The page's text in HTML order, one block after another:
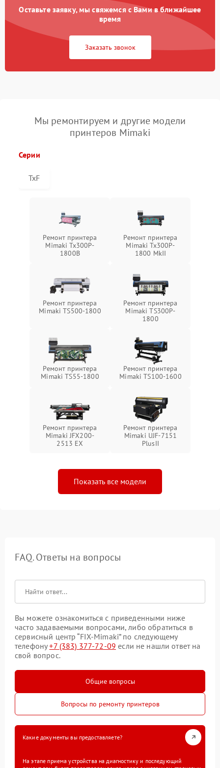
Оставьте заявку, мы свяжемся с Вами в ближайшее
время
Заказать звонок
Мы ремонтируем и другие модели
принтеров Mimaki
Серии
TxF
Ремонт принтера
Mimaki Tx300P-
1800B
Ремонт принтера
Mimaki Tx300P-
1800 MkII
Ремонт принтера
Mimaki TS500-1800
Ремонт принтера
Mimaki TS300P-
1800
Ремонт принтера
Mimaki TS55-1800
Ремонт принтера
Mimaki TS100-1600
Ремонт принтера
Mimaki JFX200-
2513 EX
Ремонт принтера
Mimaki UJF-7151
PlusII
Показать все модели
FAQ. Ответы на вопросы
Вы можете ознакомиться с приведенными ниже
часто задаваемыми вопросами, либо обратиться в
сервисный центр “FIX-Mimaki” по следующему
телефону+7 (383) 377-72-09 если не нашли ответ на
свой вопрос.
Общие вопросы
Вопросы по ремонту принтеров
Какие документы вы предоставляете?
На этапе приема устройства на диагностику и последующий